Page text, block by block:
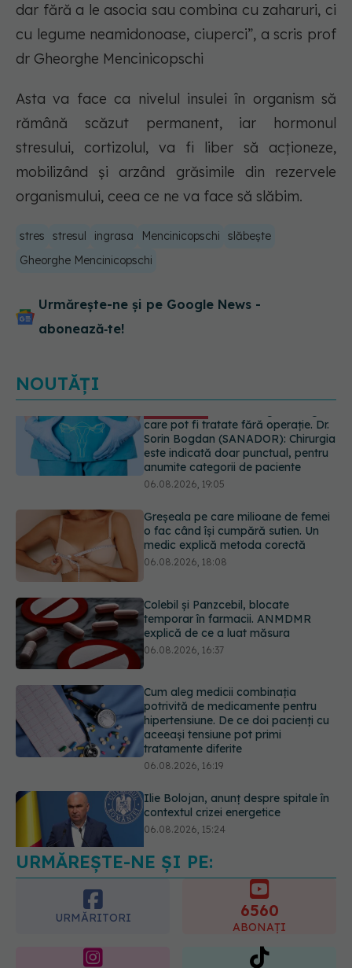
dar fără a le asocia sau combina cu zaharuri, ci
cu legume neamidonoase, ciuperci”, a scris prof
dr Gheorghe Mencinicopschi
Asta va face ca nivelul insulei în organism să
rămână scăzut permanent, iar hormonul
stresului, cortizolul, va fi liber să acționeze,
mobilizând și arzând grăsimile din rezervele
organismului, ceea ce ne va face să slăbim.
stres stresul ingrasa Mencinicopschi
slăbește
Gheorghe Mencinicopschi
Urmărește-ne și pe Google News -
abonează‑te!
NOUTĂȚI
Greșeala pe care milioane de femei
o fac când își cumpără sutien. Un
medic explică metoda corectă
06.08.2026, 18:08
Colebil și Panzcebil, blocate
temporar în farmacii. ANMDMR
explică de ce a luat măsura
Cum aleg medicii combinația
potrivită de medicamente pentru
hipertensiune. De ce doi pacienți cu
aceeași tensiune pot primi
06.08.2026, 16:19
Ilie Bolojan, anunț despre spitale în
contextul crizei energetice
06.08.2026, 15:24
EXCLUSIV Cancerele ginecologice
care pot fi tratate fără operație. Dr.
Sorin Bogdan (SANADOR): Chirurgia
anumite categorii de paciente
URMĂREȘTE-NE ȘI PE:
URMĂRITORI 6560
ABONAȚI